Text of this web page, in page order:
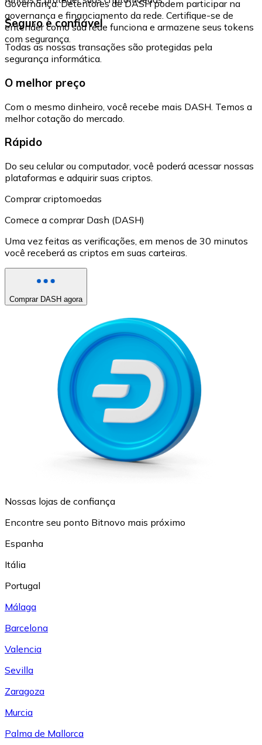
Governança: Detentores de DASH podem participar na
governança e financiamento da rede. Certifique-se de
entender como sua rede funciona e armazene seus tokens
com segurança.
Seguro e confiável
Todas as nossas transações são protegidas pela
segurança informática.
O melhor preço
Com o mesmo dinheiro, você recebe mais DASH. Temos a
melhor cotação do mercado.
Rápido
Do seu celular ou computador, você poderá acessar nossas
plataformas e adquirir suas criptos.
Comprar criptomoedas
Comece a comprar Dash (DASH)
Uma vez feitas as verificações, em menos de 30 minutos
você receberá as criptos em suas carteiras.
Comprar DASH agora
Nossas lojas de confiança
Encontre seu ponto Bitnovo mais próximo
Espanha
Itália
Portugal
Málaga
Barcelona
Valencia
Sevilla
Zaragoza
Murcia
Palma de Mallorca